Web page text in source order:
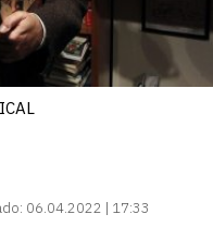
06.04.2022 | 17:33